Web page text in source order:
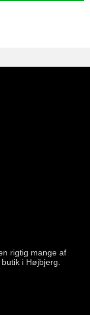
rigtig mange af
i Højbjerg.